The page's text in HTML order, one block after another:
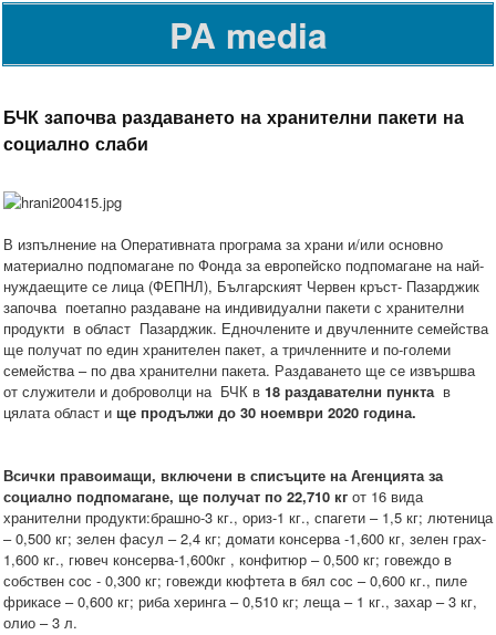
PA media
БЧК започва раздаването на хранителни пакети на
социално слаби
В изпълнение на Оперативната програма за храни и/или основно
материално подпомагане по Фонда за европейско подпомагане на най-
нуждаещите се лица (ФЕПНЛ), Българският Червен кръст- Пазарджик
започва поетапно раздаване на индивидуални пакети с хранителни
продукти в област Пазарджик. Едночлените и двучленните семейства
ще получат по един хранителен пакет, а тричленните и по-големи
семейства – по два хранителни пакета. Раздаването ще се извършва
от служители и доброволци на БЧК в 18 раздавателни пунктав
цялата област и ще продължи до 30 ноември 2020 година.
Всички правоимащи, включени в списъците на Агенцията за
социално подпомагане, ще получат по 22,710 кг от 16 вида
хранителни продукти:брашно-3 кг., ориз-1 кг., спагети – 1,5 кг; лютеница
– 0,500 кг; зелен фасул – 2,4 кг; домати консерва -1,600 кг, зелен грах-
1,600 кг., гювеч консерва-1,600кг , конфитюр – 0,500 кг; говеждо в
собствен сос - 0,300 кг; говежди кюфтета в бял сос – 0,600 кг., пиле
фрикасе – 0,600 кг; риба херинга – 0,510 кг; леща – 1 кг., захар – 3 кг,
олио – 3 л.